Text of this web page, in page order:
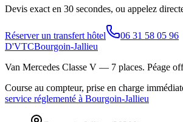
Devis exact en 30 secondes, ou appelez
Réserver un transfert hôtel
06 31 58 05 96
D'VTCBourgoin-Jallieu
Van Mercedes Classe V — 7 places. Péage
Course au compteur, prise en charge
service réglementé à Bourgoin-Jallieu